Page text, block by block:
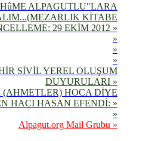
ALPAGUTLU"LARA
KİTABE
29 EKİM 2012 »
»
»
»
SİVİL YEREL OLUŞUM
DUYURULARI »
HOCA DİYE
HACI HASAN EFENDİ: »
»
Alpagut.org Mail Grubu »